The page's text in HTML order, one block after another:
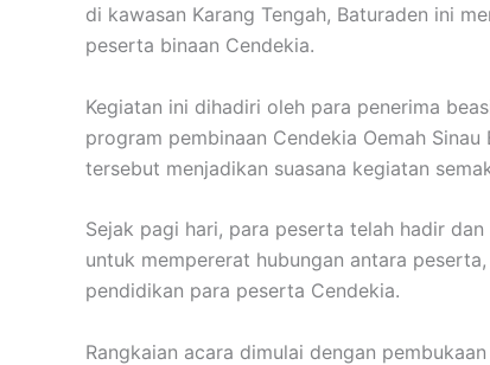
di kawasan Karang Tengah, Baturaden ini
peserta binaan Cendekia.
Kegiatan ini dihadiri oleh para penerima
program pembinaan Cendekia Oemah
tersebut menjadikan suasana kegiatan
Sejak pagi hari, para peserta telah hadir
untuk mempererat hubungan antara
pendidikan para peserta Cendekia.
Rangkaian acara dimulai dengan